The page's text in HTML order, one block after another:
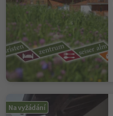
Na vyžádání